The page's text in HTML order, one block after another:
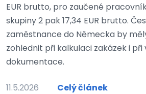
EUR brutto, pro zaučené
skupiny 2 pak 17,34 EUR brutto.
zaměstnance do Německa by
zohlednit při kalkulaci zakázek i
dokumentace.
11.5.2026 Celý článek